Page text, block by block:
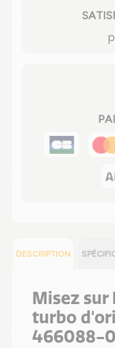
DESCRIPTION
Misez
turbo
466088-